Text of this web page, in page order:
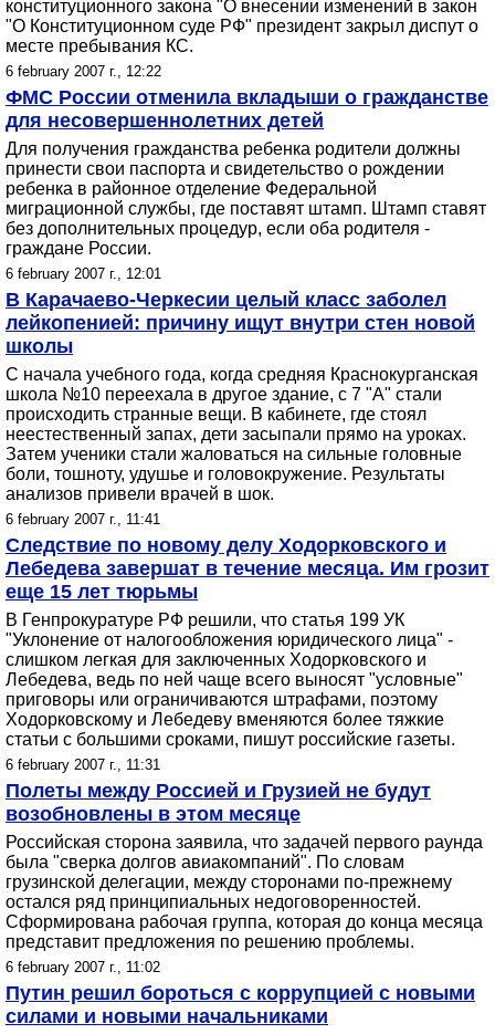
конституционного закона "О внесении изменений в закон
"О Конституционном суде РФ" президент закрыл диспут о
месте пребывания КС.
6 february 2007 г., 12:22
ФМС России отменила вкладыши о гражданстве
для несовершеннолетних детей
Для получения гражданства ребенка родители должны
принести свои паспорта и свидетельство о рождении
ребенка в районное отделение Федеральной
миграционной службы, где поставят штамп. Штамп ставят
без дополнительных процедур, если оба родителя -
граждане России.
6 february 2007 г., 12:01
В Карачаево-Черкесии целый класс заболел
лейкопенией: причину ищут внутри стен новой
школы
С начала учебного года, когда средняя Краснокурганская
школа №10 переехала в другое здание, с 7 "А" стали
происходить странные вещи. В кабинете, где стоял
неестественный запах, дети засыпали прямо на уроках.
Затем ученики стали жаловаться на сильные головные
боли, тошноту, удушье и головокружение. Результаты
анализов привели врачей в шок.
6 february 2007 г., 11:41
Следствие по новому делу Ходорковского и
Лебедева завершат в течение месяца. Им грозит
еще 15 лет тюрьмы
В Генпрокуратуре РФ решили, что статья 199 УК
"Уклонение от налогообложения юридического лица" -
слишком легкая для заключенных Ходорковского и
Лебедева, ведь по ней чаще всего выносят "условные"
приговоры или ограничиваются штрафами, поэтому
Ходорковскому и Лебедеву вменяются более тяжкие
статьи с большими сроками, пишут российские газеты.
6 february 2007 г., 11:31
Полеты между Россией и Грузией не будут
возобновлены в этом месяце
Российская сторона заявила, что задачей первого раунда
была "сверка долгов авиакомпаний". По словам
грузинской делегации, между сторонами по-прежнему
остался ряд принципиальных недоговоренностей.
Сформирована рабочая группа, которая до конца месяца
представит предложения по решению проблемы.
6 february 2007 г., 11:02
Путин решил бороться с коррупцией с новыми
силами и новыми начальниками